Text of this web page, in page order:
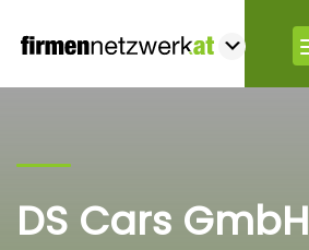
DS Cars GmbH